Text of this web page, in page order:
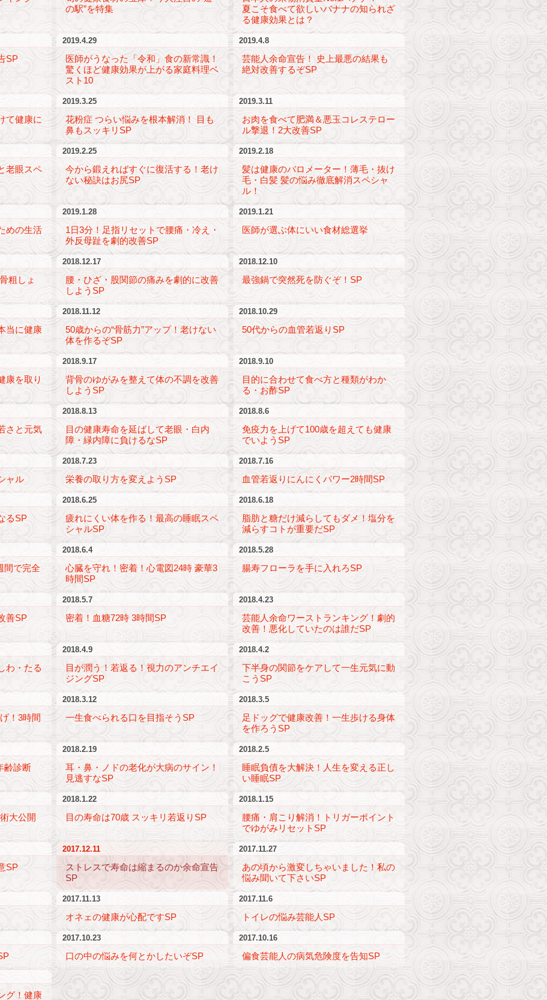
の駅”を特集
夏こそ食べて欲しいバナナの知られざ
る健康効果とは？
SP
2019.4.29
医師がうなった「令和」食の新常識！
驚くほど健康効果が上がる家庭料理ベ
スト10
2019.4.8
芸能人余命宣告！ 史上最悪の結果も
絶対改善するぞSP
て健康に
2019.3.25
花粉症 つらい悩みを根本解消！ 目も
鼻もスッキリSP
2019.3.11
お肉を食べて肥満＆悪玉コレステロー
ル撃退！2大改善SP
老眼スペ
2019.2.25
今から鍛えればすぐに復活する！老け
ない秘訣はお尻SP
2019.2.18
髪は健康のバロメーター！薄毛・抜け
毛・白髪 髪の悩み徹底解消スペシャ
ル！
めの生活
2019.1.28
1日3分！足指リセットで腰痛・冷え・
外反母趾を劇的改善SP
2019.1.21
医師が選ぶ体にいい食材総選挙
粗しょ
2018.12.17
腰・ひざ・股関節の痛みを劇的に改善
しようSP
2018.12.10
最強鍋で突然死を防ぐぞ！SP
当に健康
2018.11.12
50歳からの“骨筋力”アップ！老けない
体を作るぞSP
2018.10.29
50代からの血管若返りSP
康を取り
2018.9.17
背骨のゆがみを整えて体の不調を改善
しようSP
2018.9.10
目的に合わせて食べ方と種類がわか
る・お酢SP
さと元気
2018.8.13
目の健康寿命を延ばして老眼・白内
障・緑内障に負けるなSP
2018.8.6
免疫力を上げて100歳を超えても健康
でいようSP
ャル
2018.7.23
栄養の取り方を変えようSP
2018.7.16
血管若返りにんにくパワー2時間SP
るSP
2018.6.25
疲れにくい体を作る！最高の睡眠スペ
シャルSP
2018.6.18
脂肪と糖だけ減らしてもダメ！塩分を
減らすコトが重要だSP
間で完全
2018.6.4
心臓を守れ！密着！心電図24時 豪華3
時間SP
2018.5.28
腸寿フローラを手に入れろSP
善SP
2018.5.7
密着！血糖72時 3時間SP
2018.4.23
芸能人余命ワーストランキング！劇的
改善！悪化していたのは誰だSP
わ・たる
2018.4.9
目が潤う！若返る！視力のアンチエイ
ジングSP
2018.4.2
下半身の関節をケアして一生元気に動
こうSP
！3時間
2018.3.12
一生食べられる口を目指そうSP
2018.3.5
足ドッグで健康改善！一生歩ける身体
を作ろうSP
齢診断
2018.2.19
耳・鼻・ノドの老化が大病のサイン！
見逃すなSP
2018.2.5
睡眠負債を大解決！人生を変える正し
い睡眠SP
大公開
2018.1.22
目の寿命は70歳 スッキリ若返りSP
2018.1.15
腰痛・肩こり解消！トリガーポイント
でゆがみリセットSP
SP
2017.12.11
ストレスで寿命は縮まるのか余命宣告
SP
2017.11.27
あの頃から激変しちゃいました！私の
悩み聞いて下さいSP
2017.11.13
オネェの健康が心配ですSP
2017.11.6
トイレの悩み芸能人SP
2017.10.23
口の中の悩みを何とかしたいぞSP
2017.10.16
偏食芸能人の病気危険度を告知SP
グ！ 健康